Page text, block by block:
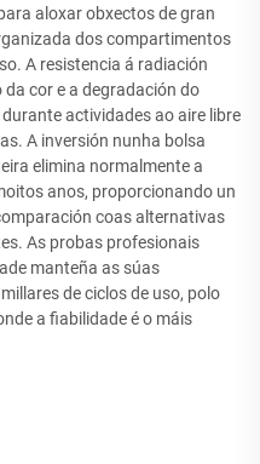
aloxar obxectos de gran
dos compartimentos
A resistencia á radiación
cor e a degradación do
actividades ao aire libre
A inversión nunha bolsa
elimina normalmente a
anos, proporcionando un
coas alternativas
As probas profesionais
manteña as súas
de ciclos de uso, polo
a fiabilidade é o máis